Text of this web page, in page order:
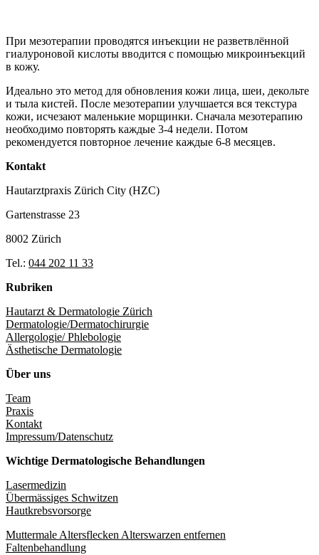
При мезотерапии проводятся инъекции не разветвлённой
гиалуроновой кислоты вводится с помощью микроинъекций
в кожу.
Идеально это метод для обновления кожи лица, шеи, декольте
и тыла кистей. После мезотерапии улучшается вся текстура
кожи, исчезают маленькие морщинки. Сначала мезотерапию
необходимо повторять каждые 3-4 недели. Потом
рекомендуется повторное лечение каждые 6-8 месяцев.
Kontakt
Hautarztpraxis Zürich City (HZC)
Gartenstrasse 23
8002 Zürich
Tel.: 044 202 11 33
Rubriken
Hautarzt & Dermatologie Zürich
Dermatologie/Dermatochirurgie
Allergologie/ Phlebologie
Ästhetische Dermatologie
Über uns
Team
Praxis
Kontakt
Impressum/Datenschutz
Wichtige Dermatologische Behandlungen
Lasermedizin
Übermässiges Schwitzen
Hautkrebsvorsorge
Muttermale Altersflecken Alterswarzen entfernen
Faltenbehandlung